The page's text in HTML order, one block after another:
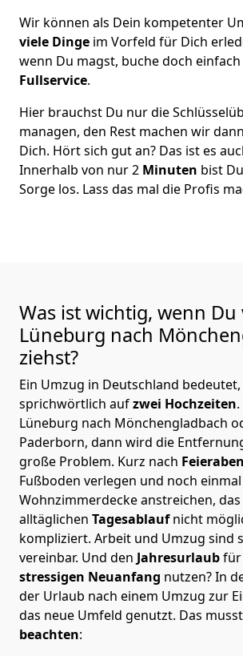
Wir können als Dein kompetenter
viele Dinge im Vorfeld für Dich
wenn Du magst, buche doch
Fullservice.
Hier brauchst Du nur die
managen, den Rest machen wir
Dich. Hört sich gut an? Das ist es
Innerhalb von nur 2 Minuten bist
Sorge los. Lass das mal die Profis
Was ist wichtig, wenn Du
Lüneburg nach
ziehst?
Ein Umzug in Deutschland
sprichwörtlich aufzwei Hochzeiten
Lüneburg nach Mönchen­gladbach
Paderborn, dann wird die
große Problem. Kurz nach
Fußboden verlegen und noch
Wohnzimmerdecke anstreichen,
alltäglichen Tagesablaufnicht
kompliziert. Arbeit und Umzug sind
vereinbar. Und den Jahresurlaubfür
stressigen Neuanfang nutzen? In
der Urlaub nach einem Umzug zur
das neue Umfeld genutzt. Das
beachten: